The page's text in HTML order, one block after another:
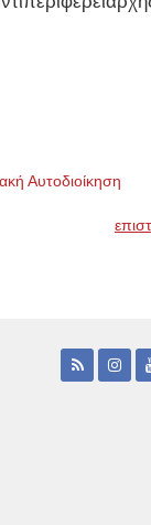
Αυτοδιοίκηση